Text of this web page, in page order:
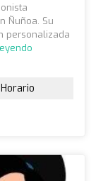
Ñuñoa. Su
personalizada